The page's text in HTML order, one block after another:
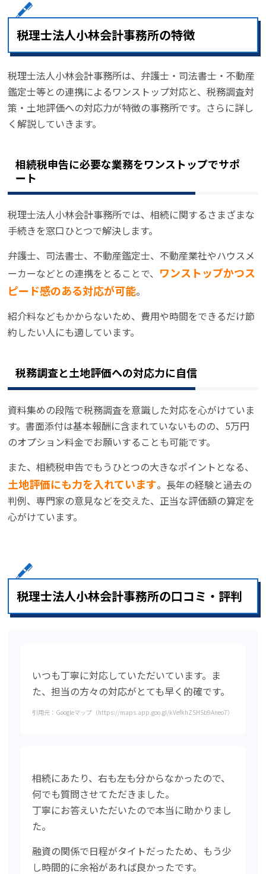
税理士法人小林会計事務所の特徴
税理士法人小林会計事務所は、弁護士・司法書士・不動産
鑑定士等との連携によるワンストップ対応と、税務調査対
策・土地評価への対応力が特徴の事務所です。さらに詳し
く解説していきます。
相続税申告に必要な業務をワンストップでサポ
ート
税理士法人小林会計事務所では、相続に関するさまざまな
手続きを窓口ひとつで解決します。
弁護士、司法書士、不動産鑑定士、不動産業社やハウスメ
ーカーなどとの連携をとることで、 ワンストップかつス
ピード感のある対応が可能。
紹介料などもかからないため、費用や時間をできるだけ節
約したい人にも適しています。
税務調査と土地評価への対応力に自信
資料集めの段階で税務調査を意識した対応を心がけていま
す。書面添付は基本報酬に含まれていないものの、5万円
のオプション料金でお願いすることも可能です。
また、相続税申告でもうひとつの大きなポイントとなる、
土地評価にも力を入れています。長年の経験と過去の
判例、専門家の意見などを交えた、正当な評価額の算定を
心がけています。
税理士法人小林会計事務所の口コミ・評判
いつも丁寧に対応していただいています。ま
た、担当の方々の対応がとても早く的確です。
引用元：Googleマップ（https://maps.app.goo.gl/kVefkhZSHSb9Aneo7）
相続にあたり、右も左も分からなかったので、
何でも質問させてただきました。
丁寧にお答えいただいたので本当に助かりまし
た。
融資の関係で日程がタイトだったため、もう少
し時間的に余裕があれば良かったです。